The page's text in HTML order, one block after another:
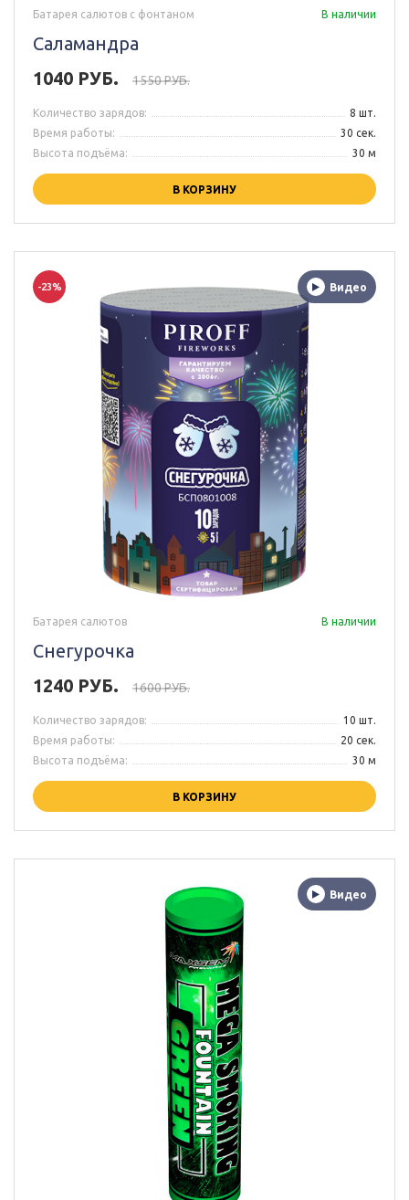
Батарея салютов с фонтаном В наличии
Саламандра
1040 РУБ.
1550 РУБ.
Количество зарядов:
8 шт.
Время работы:
30 сек.
Высота подъёма:
30 м
В КОРЗИНУ
Видео
-23%
Батарея салютов В наличии
Снегурочка
1240 РУБ.
1600 РУБ.
Количество зарядов:
10 шт.
Время работы:
20 сек.
Высота подъёма:
30 м
В КОРЗИНУ
Видео